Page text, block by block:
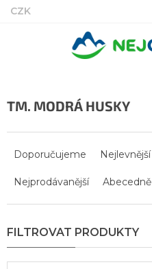
Přejít
CZK
TM. MODRÁ HUSKY
n
p
r
o
Doporučujeme Nejlevnější
Nejprodávanější Abecedně